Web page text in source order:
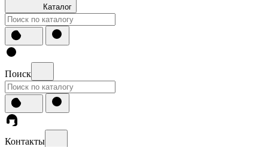
Каталог
Поиск
Контакты